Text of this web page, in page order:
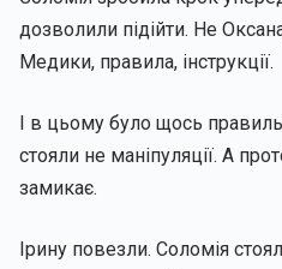
дозволили підійти. Не
Медики, правила, інструкції.
І в цьому було щось
стояли не маніпуляції. А
замикає.
Ірину повезли. Соломія